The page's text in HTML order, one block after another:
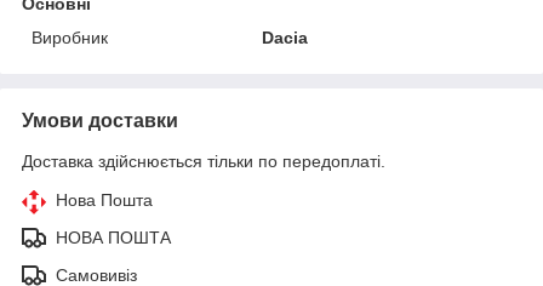
Виробник
Dacia
Умови доставки
Доставка здійснюється тільки по передоплаті.
Нова Пошта
НОВА ПОШТА
Самовивіз